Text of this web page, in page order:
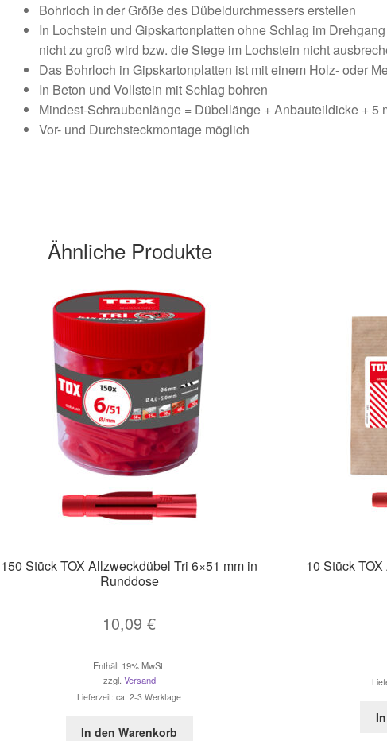
Bohrloch in der Größe des Dübeldurchmessers erstellen
In Lochstein und Gipskartonplatten ohne Schlag im
nicht zu groß wird bzw. die Stege im Lochstein nicht
Das Bohrloch in Gipskartonplatten ist mit einem Holz- oder
In Beton und Vollstein mit Schlag bohren
Mindest-Schraubenlänge = Dübellänge + Anbauteildicke + 5
Vor- und Durchsteckmontage möglich
Ähnliche Produkte
150 Stück TOX Allzweckdübel Tri 6×51 mm in
Runddose
10,09€
Enthält 19% MwSt.
zzgl. Versand
Lieferzeit: ca. 2-3 Werktage
In den Warenkorb
10 Stück